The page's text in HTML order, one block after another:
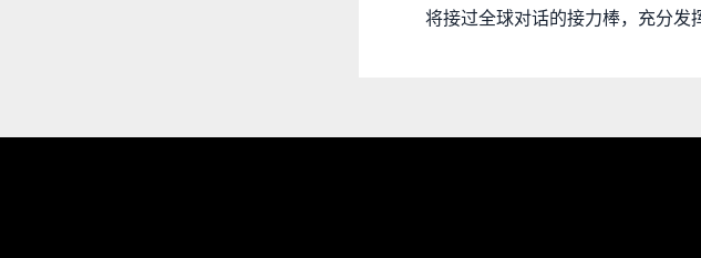
将接过全球对话的接力棒，充分发